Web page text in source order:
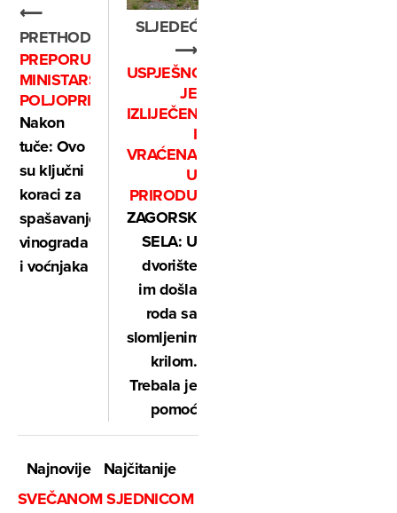
⟵
PRETHODNO
PREPORUKE
MINISTARSTVA
POLJOPRIVREDE
Nakon
tuče: Ovo
su ključni
koraci za
spašavanje
vinograda
i voćnjaka
SLJEDEĆE
⟶
USPJEŠNO
JE
IZLIJEČENA
I
VRAĆENA
U
PRIRODU
ZAGORSKA
SELA: U
dvorište
im došla
roda sa
slomljenim
krilom.
Trebala je
pomoć
Najnovije
Najčitanije
SVEČANOM SJEDNICOM